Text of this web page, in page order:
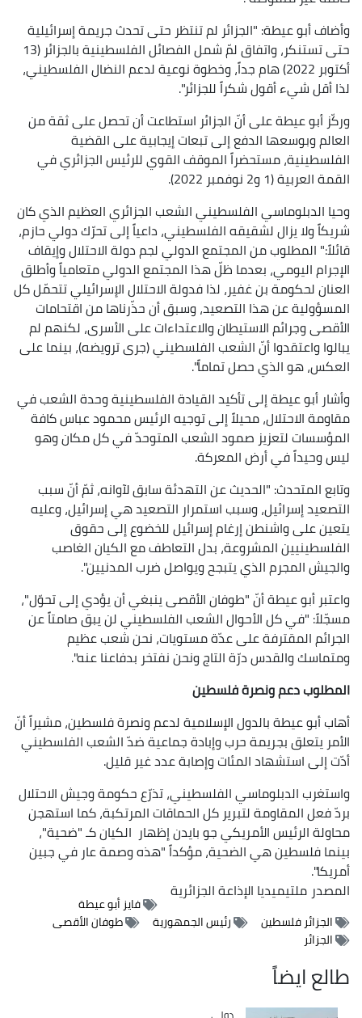
وأضاف أبو عيطة: "الجزائر لم تنتظر حتى تحدث جريمة إسرائيلية
حتى تستنكر، واتفاق لمّ شمل الفصائل الفلسطينية بالجزائر (13
أكتوبر 2022) هام جداً، وخطوة نوعية لدعم النضال الفلسطيني،
لذا أقل شيء أقول شكراً للجزائر".
وركّز أبو عيطة على أنّ الجزائر استطاعت أن تحصل على ثقة من
العالم وبوسعها الدفع إلى تبعات إيجابية على القضية
الفلسطينية، مستحضراً الموقف القوي للرئيس الجزائري في
القمة العربية (1 و2 نوفمبر 2022).
وحيا الدبلوماسي الفلسطيني الشعب الجزائري العظيم الذي كان
شريكاً ولا يزال لشقيقه الفلسطيني، داعياً إلى تحرّك دولي حازم،
قائلاً:" المطلوب من المجتمع الدولي لجم دولة الاحتلال وإيقاف
الإجرام اليومي، بعدما ظلّ هذا المجتمع الدولي متعامياً وأطلق
العنان لحكومة بن غفير، لذا فدولة الاحتلال الإسرائيلي تتحمّل كل
المسؤولية عن هذا التصعيد، وسبق أن حذّرناها من اقتحامات
الأقصى وجرائم الاستيطان والاعتداءات على الأسرى، لكنهم لم
يبالوا واعتقدوا أنّ الشعب الفلسطيني (جرى ترويضه)، بينما على
العكس، هو الذي حصل تماماً".
وأشار أبو عيطة إلى تأكيد القيادة الفلسطينية وحدة الشعب في
مقاومة الاحتلال، محيلاً إلى توجيه الرئيس محمود عباس كافة
المؤسسات لتعزيز صمود الشعب المتوحدّ في كل مكان وهو
ليس وحيداً في أرض المعركة.
وتابع المتحدث: "الحديث عن التهدئة سابق لآوانه، ثمّ أنّ سبب
التصعيد إسرائيل، وسبب استمرار التصعيد هي إسرائيل، وعليه
يتعين على واشنطن إرغام إسرائيل للخضوع إلى حقوق
الفلسطينيين المشروعة، بدل التعاطف مع الكيان الغاصب
والجيش المجرم الذي يتبجح ويواصل ضرب المدنيين".
واعتبر أبو عيطة أنّ "طوفان الأقصى ينبغي أن يؤدي إلى تحوّل"،
مسجّلاً: "في كل الأحوال الشعب الفلسطيني لن يبق صامتاً عن
الجرائم المقترفة على عدّة مستويات، نحن شعب عظيم
ومتماسك والقدس درّة التاج ونحن نفتخر بدفاعنا عنه".
المطلوب دعم ونصرة فلسطين
أهاب أبو عيطة بالدول الإسلامية لدعم ونصرة فلسطين، مشيراً أنّ
الأمر يتعلق بجريمة حرب وإبادة جماعية ضدّ الشعب الفلسطيني
أدّت إلى استشهاد المئات وإصابة عدد غير قليل.
واستغرب الدبلوماسي الفلسطيني، تذرّع حكومة وجيش الاحتلال
بردّ فعل المقاومة لتبرير كل الحماقات المرتكبة، كما استهجن
محاولة الرئيس الأمريكي جو بايدن إظهار الكيان كـ "ضحية"،
بينما فلسطين هي الضحية، مؤكداً "هذه وصمة عار في جبين
أمريكا".
المصدرملتيميديا الإذاعة الجزائرية
فايز أبو عيطة
الجزائر فلسطين
رئيس الجمهورية
طوفان الأقصى
الجزائر
طالع ايضاً